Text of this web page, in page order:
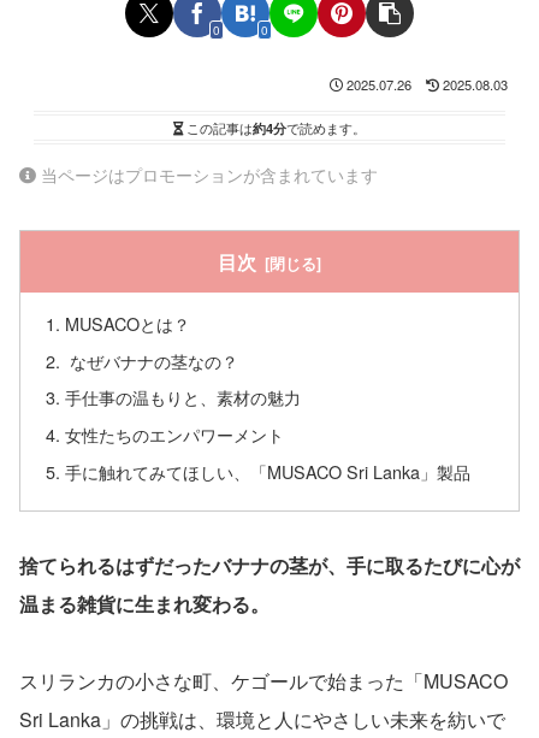
0 0
2025.07.26 2025.08.03
この記事は約4分で読めます。
当ページはプロモーションが含まれています
目次
MUSACOとは？
なぜバナナの茎なの？
手仕事の温もりと、素材の魅力
女性たちのエンパワーメント
手に触れてみてほしい、「MUSACO Sri Lanka」製品
捨てられるはずだったバナナの茎が、手に取るたびに心が
温まる雑貨に生まれ変わる。
スリランカの小さな町、ケゴールで始まった「MUSACO
Sri Lanka」の挑戦は、環境と人にやさしい未来を紡いで